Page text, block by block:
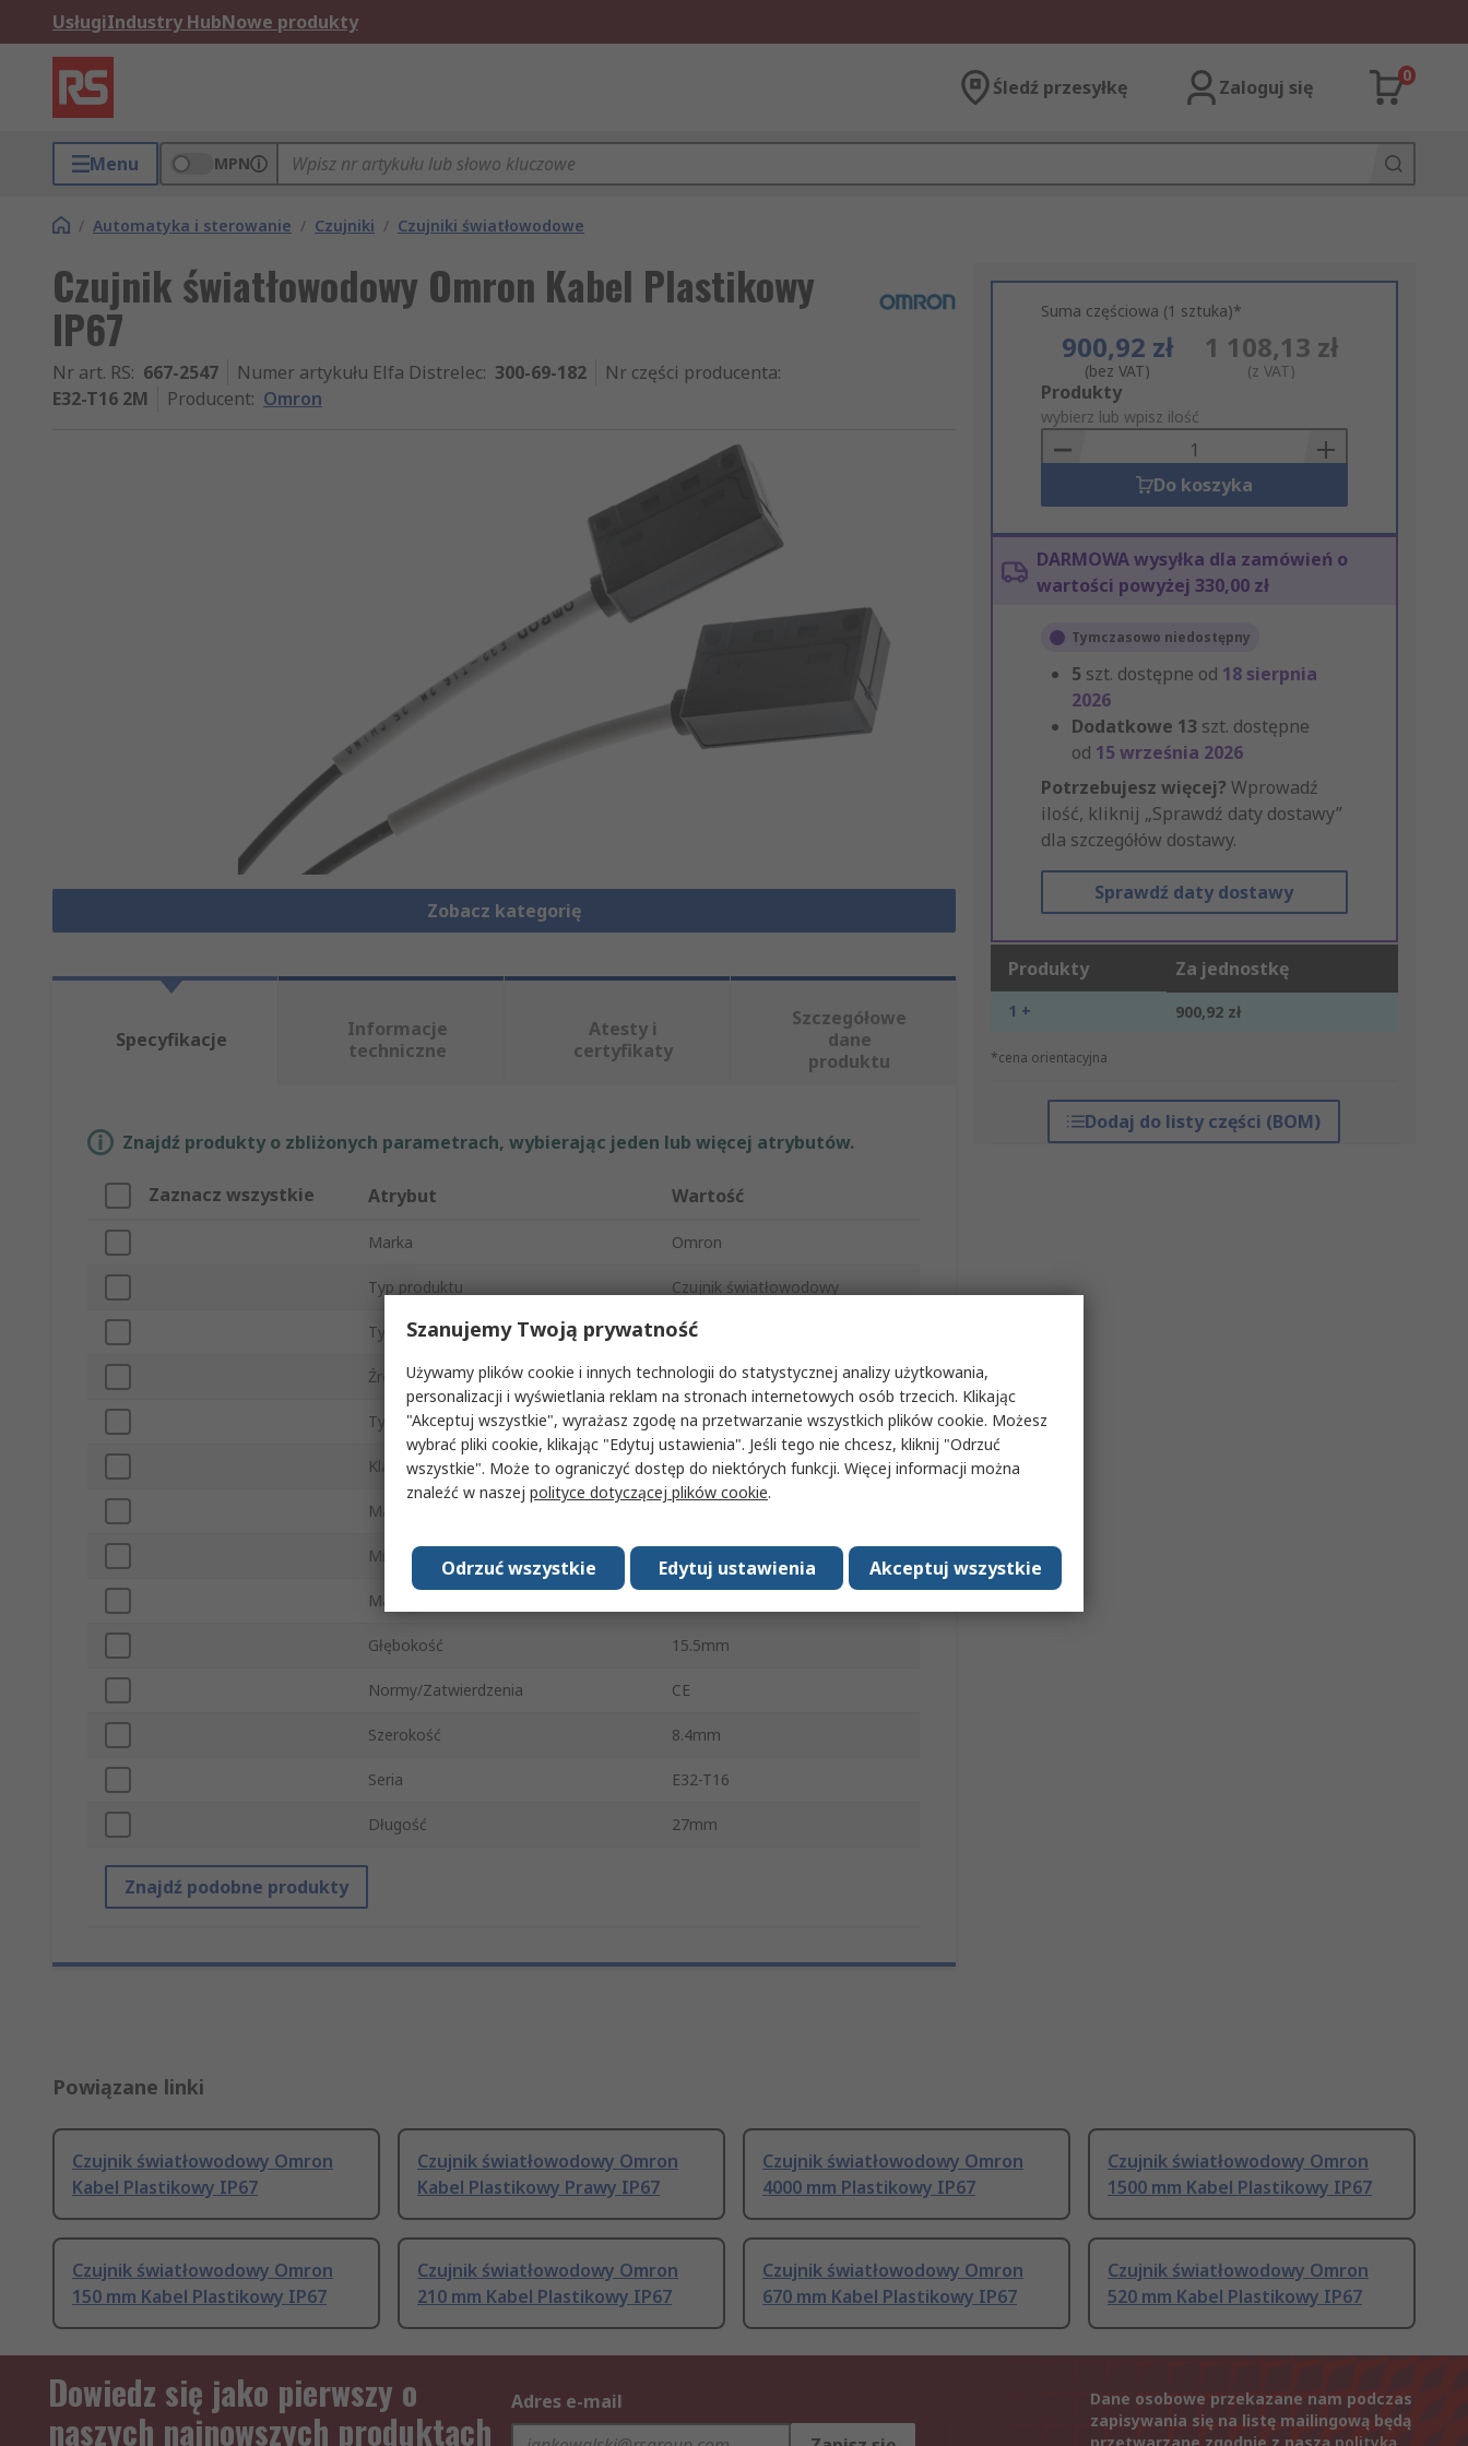
UsługiIndustry HubNowe produkty
Śledź przesyłkę Zaloguj się
0
Menu MPN
/ Automatyka i sterowanie / Czujniki / Czujniki światłowodowe
Czujnik światłowodowy Omron Kabel Plastikowy
IP67
Nr art. RS: 667-2547 Numer artykułu Elfa Distrelec: 300-69-182 Nr części producenta:
E32-T16 2M
Producent: Omron
Zobacz kategorię
Suma częściowa (1 sztuka)*
900,92 zł
(bez VAT)
1 108,13 zł
(z VAT)
Add
to
Basket
Produkty
wybierz lub wpisz ilość
Do koszyka
DARMOWA wysyłka dla zamówień o
wartości powyżej 330,00 zł
Tymczasowo niedostępny
5 szt. dostępne od 18 sierpnia
2026
Dodatkowe 13 szt. dostępne
od 15 września 2026
Potrzebujesz więcej? Wprowadź
ilość, kliknij „Sprawdź daty dostawy”
dla szczegółów dostawy.
Sprawdź daty dostawy
Produkty Za jednostkę
1 + 900,92 zł
*cena orientacyjna
Dodaj do listy części (BOM)
Specyfikacje
Informacje
techniczne
Atesty i
certyfikaty
Szczegółowe
dane
produktu
Znajdź produkty o zbliżonych parametrach, wybierając jeden lub więcej atrybutów.
Zaznacz wszystkie Atrybut Wartość
Marka Omron
Typ produktu Czujnik światłowodowy
Typ światłowodu Plastikowy
Źródło światła LED
Typ złącza Kabel
Klasa IP IP67
Materiał obudowy
Minimalna temperatura robocza
Maksymalna temperatura robocza
Głębokość 15.5mm
Normy/Zatwierdzenia CE
Szerokość 8.4mm
Seria E32-T16
Długość 27mm
Znajdź podobne produkty
Powiązane linki
Czujnik światłowodowy Omron
Kabel Plastikowy IP67
Czujnik światłowodowy Omron
Kabel Plastikowy Prawy IP67
Czujnik światłowodowy Omron
4000 mm Plastikowy IP67
Czujnik światłowodowy Omron
1500 mm Kabel Plastikowy IP67
Czujnik światłowodowy Omron
150 mm Kabel Plastikowy IP67
Czujnik światłowodowy Omron
210 mm Kabel Plastikowy IP67
Czujnik światłowodowy Omron
670 mm Kabel Plastikowy IP67
Czujnik światłowodowy Omron
520 mm Kabel Plastikowy IP67
Dowiedz się jako pierwszy o
naszych najnowszych produktach
Adres e-mail
Dane osobowe przekazane nam podczas
zapisywania się na listę mailingową będą
Szanujemy Twoją prywatność
Używamy plików cookie i innych technologii do statystycznej analizy użytkowania,
personalizacji i wyświetlania reklam na stronach internetowych osób trzecich. Klikając
"Akceptuj wszystkie", wyrażasz zgodę na przetwarzanie wszystkich plików cookie. Możesz
wybrać pliki cookie, klikając "Edytuj ustawienia". Jeśli tego nie chcesz, kliknij "Odrzuć
wszystkie". Może to ograniczyć dostęp do niektórych funkcji. Więcej informacji można
znaleźć w naszej polityce dotyczącej plików cookie.
Akceptuj wszystkie
Edytuj ustawienia
Odrzuć wszystkie